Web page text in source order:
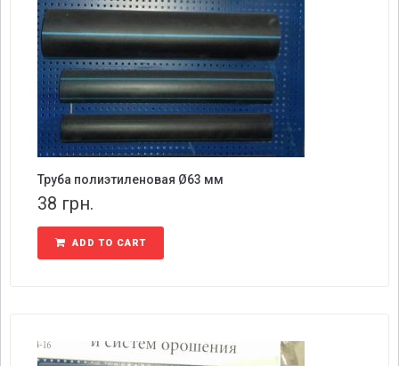
Труба полиэтиленовая Ø63 мм
38 грн.
ADD TO CART